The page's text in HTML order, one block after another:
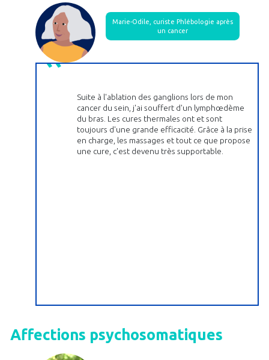
Marie-Odile, curiste Phlébologie après
un cancer
Suite à l'ablation des ganglions lors de mon
cancer du sein, j'ai souffert d'un lymphœdème
du bras. Les cures thermales ont et sont
toujours d'une grande efficacité. Grâce à la prise
en charge, les massages et tout ce que propose
une cure, c'est devenu très supportable.
Affections psychosomatiques